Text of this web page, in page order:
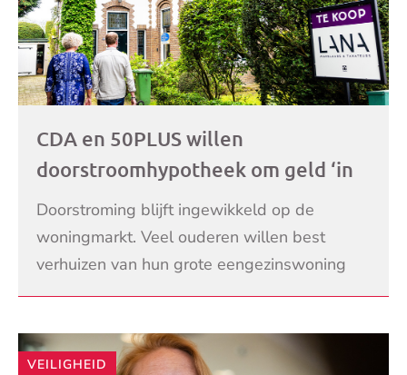
CDA en 50PLUS willen
doorstroomhypotheek om geld ‘in
de stenen’ vrij te maken: ‘Zo zetten
we de woningmarkt in beweging’
Doorstroming blijft ingewikkeld op de
woningmarkt. Veel ouderen willen best
verhuizen van hun grote eengezinswoning
naar iets kleiners. Maar passende woningen
LEES VERDER
VEILIGHEID